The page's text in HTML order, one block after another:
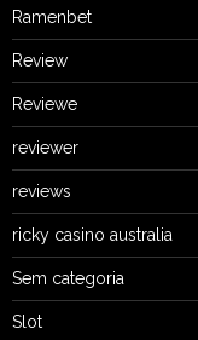
Ramenbet
Review
Reviewe
reviewer
reviews
ricky casino australia
Sem categoria
Slot